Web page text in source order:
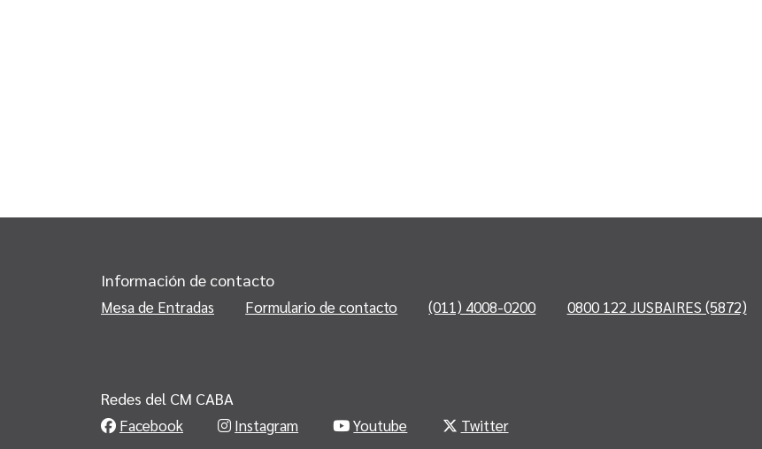
Información de contacto
Mesa de Entradas Formulario de contacto (011) 4008-0200 0800 122 JUSBAIRES (5872)
Redes del CM CABA
Facebook Instagram Youtube Twitter